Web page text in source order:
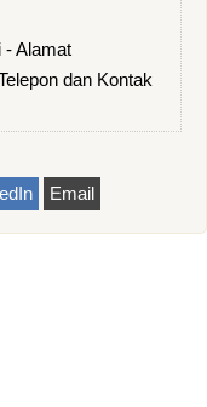
- Alamat
dan Kontak
Email